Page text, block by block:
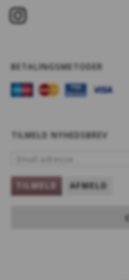
BETALINGSMETODER
TILMELD NYHEDSBREV
TILMELD AFMELD